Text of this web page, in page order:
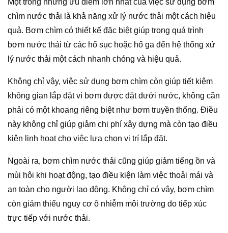
Một trong những ưu điểm lớn nhất của việc sử dụng bơm
chìm nước thải là khả năng xử lý nước thải một cách hiệu
quả. Bơm chìm có thiết kế đặc biệt giúp trong quá trình
bơm nước thải từ các hố sục hoặc hố ga đến hệ thống xử
lý nước thải một cách nhanh chóng và hiệu quả.
Không chỉ vậy, việc sử dụng bơm chìm còn giúp tiết kiệm
không gian lắp đặt vì bơm được đặt dưới nước, không cần
phải có một khoang riêng biệt như bơm truyền thống. Điều
này không chỉ giúp giảm chi phí xây dựng mà còn tạo điều
kiện linh hoạt cho việc lựa chọn vị trí lắp đặt.
Ngoài ra, bơm chìm nước thải cũng giúp giảm tiếng ồn và
mùi hôi khi hoạt động, tạo điều kiện làm việc thoải mái và
an toàn cho người lao động. Không chỉ có vậy, bơm chìm
còn giảm thiểu nguy cơ ô nhiễm môi trường do tiếp xúc
trực tiếp với nước thải.